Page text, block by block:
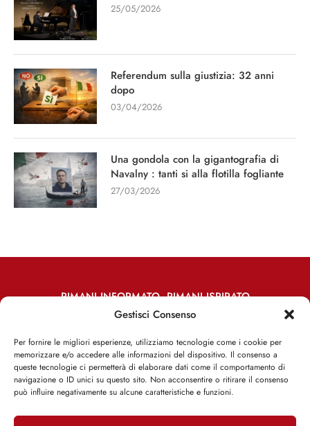
Gestisci Consenso
Per fornire le migliori esperienze, utilizziamo tecnologie come i cookie per
memorizzare e/o accedere alle informazioni del dispositivo. Il consenso a
queste tecnologie ci permetterà di elaborare dati come il comportamento di
navigazione o ID unici su questo sito. Non acconsentire o ritirare il consenso
può influire negativamente su alcune caratteristiche e funzioni.
25/05/2026
Referendum sulla giustizia: 32 anni
dopo
03/04/2026
Una gondola con la gigantografia di
Navalny : tanti si alla flotilla fogliante
27/03/2026
RIMANI INFORMATO, RIMANI ISPIRATO
Iscriviti alla Newsletter
ISCRIVITI ADESSO